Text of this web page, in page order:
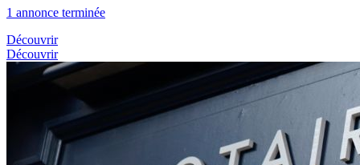
1 annonce terminée
Découvrir
Découvrir